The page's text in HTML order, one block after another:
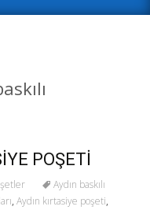
POŞETİ
Aydın baskılı
, Aydın kırtasiye poşeti,